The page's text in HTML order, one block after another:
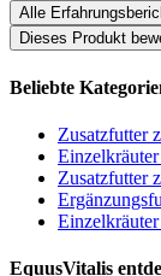
Alle
Dieses Produkt
Beliebte
Zusatzfutter
Zusatzfutter
EquusVitalis